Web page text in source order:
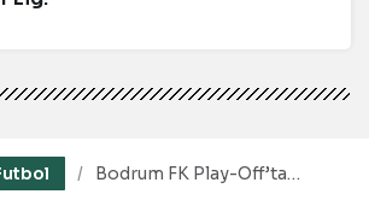
Bodrum FK Play-Off’ta